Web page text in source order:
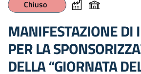
Chiuso
MANIFESTAZIONE DI
PER LA
DELLA “GIORNATA